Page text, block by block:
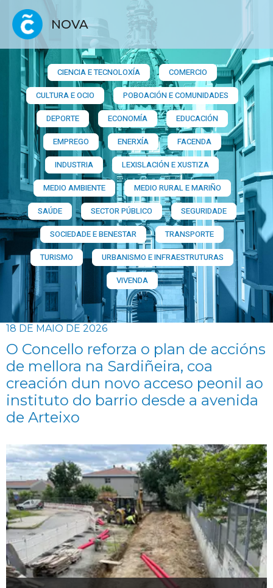
NOVA
CIENCIA E TECNOLOXÍA
COMERCIO
CULTURA E OCIO
POBOACIÓN E COMUNIDADES
DEPORTE
ECONOMÍA
EDUCACIÓN
EMPREGO
ENERXÍA
FACENDA
INDUSTRIA
LEXISLACIÓN E XUSTIZA
MEDIO AMBIENTE
MEDIO RURAL E MARIÑO
SAÚDE
SECTOR PÚBLICO
SEGURIDADE
SOCIEDADE E BENESTAR
TRANSPORTE
TURISMO
URBANISMO E INFRAESTRUTURAS
VIVENDA
18 DE MAIO DE 2026
O Concello reforza o plan de accións
de mellora na Sardiñeira, coa
creación dun novo acceso peonil ao
instituto do barrio desde a avenida
de Arteixo